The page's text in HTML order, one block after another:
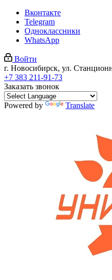
Вконтакте
Telegram
Одноклассники
WhatsApp
Войти
г. Новосибирск, ул.
+7 383 211-91-73
Заказать звонок
Powered by Translate